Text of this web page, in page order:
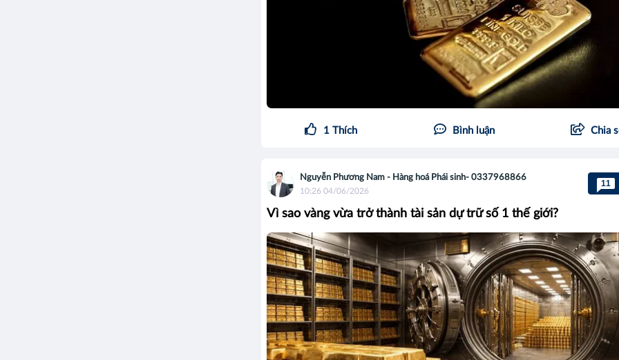
1 Thích Bình luận Chia
Nguyễn Phương Nam - Hàng hoá Phái sinh- 0337968866
10:26 04/06/2026
11
Vì sao vàng vừa trở thành tài sản dự trữ số 1 thế giới?